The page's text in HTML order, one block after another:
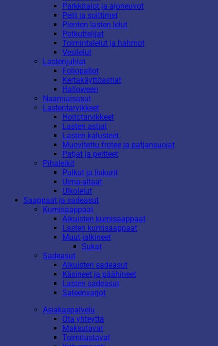
Parkkitalot ja ajoneuvot
Pelit ja soittimet
Pienten lasten lelut
Potkuttelijat
Toimintalelut ja hahmot
Vesilelut
Lastenjuhlat
Foliopallot
Kertakäyttöastiat
Halloween
Naamiaisasut
Lastentarvikkeet
Hoitotarvikkeet
Lasten astiat
Lasten kalusteet
Muovitettu frotee ja patjansuojat
Patjat ja peitteet
Pihaleikit
Pulkat ja liukurit
Uima-altaat
Ulkolelut
Saappaat ja sadeasut
Kumisaappaat
Aikuisten kumisaappaat
Lasten kumisaappaat
Muut jalkineet
Sukat
Sadeasut
Aikuisten sadeasut
Käsineet ja päähineet
Lasten sadeasut
Sateenvarjot
Asiakaspalvelu
Ota yhteyttä
Maksutavat
Toimitustavat